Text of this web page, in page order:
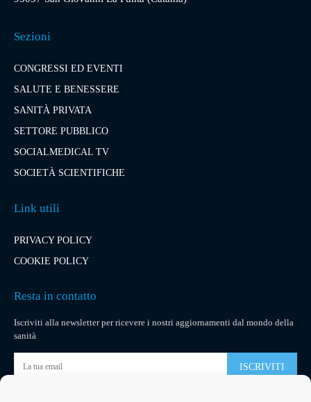
Sezioni
CONGRESSI ED EVENTI
SALUTE E BENESSERE
SANITÀ PRIVATA
SETTORE PUBBLICO
SOCIALMEDICAL TV
SOCIETÀ SCIENTIFICHE
Link utili
PRIVACY POLICY
COOKIE POLICY
Resta in contatto
Iscriviti alla newsletter per ricevere i nostri aggiornamenti dal mondo della
sanità
ISCRIVITI